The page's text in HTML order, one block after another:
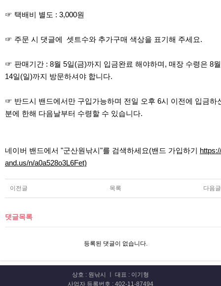
☞ 택배비 별도 : 3,000원
☞ 주문 시 댓글에 셋트수와 추가구매 색상을 표기해 주세요.
☞ 판매기간 : 8월 5일(금)까지 입금완료 해야하며, 매장 수령은 8월
14일(일)까지 방문하셔야 합니다.
☞ 반드시 밴드에서만 구입가능하며 전일 오후 6시 이전에 입금하
분에 한해 다음날부터 수령할 수 있습니다.
네이버 밴드에서 "군산원낚시"를 검색하세요(밴드 가입하기
and.us/n/a0a528o3L6Fet)
이전글 다음글
목록
댓글목록
등록된 댓글이 없습니다.
상호 : 원낚시 ㅣ 대표 : 이기형
사업자 등록번호 : 402-11-87494